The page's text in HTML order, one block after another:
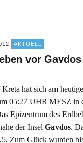
AKTUELL
vor Gavdos
hat sich am
05:27 UHR MESZ in
Epizentrum des
der Insel Gavdos.
Zum Glück wurden